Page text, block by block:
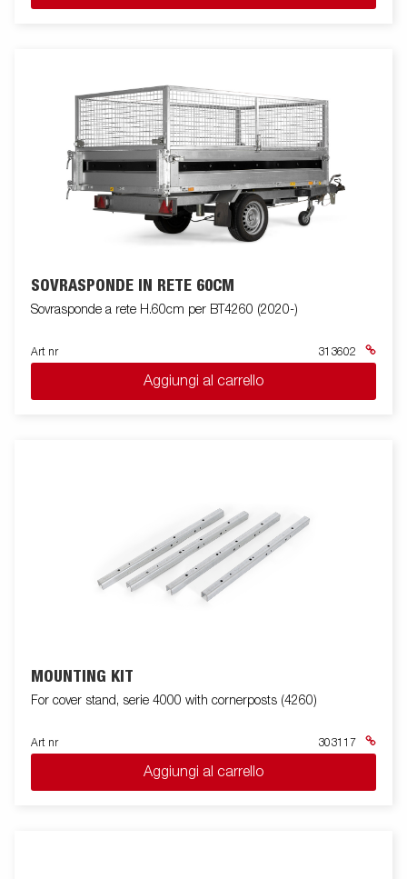
SOVRASPONDE IN RETE 60CM
Sovrasponde a rete H.60cm per BT4260 (2020-)
Art nr 313602
Aggiungi al carrello
MOUNTING KIT
For cover stand, serie 4000 with cornerposts (4260)
Art nr 303117
Aggiungi al carrello